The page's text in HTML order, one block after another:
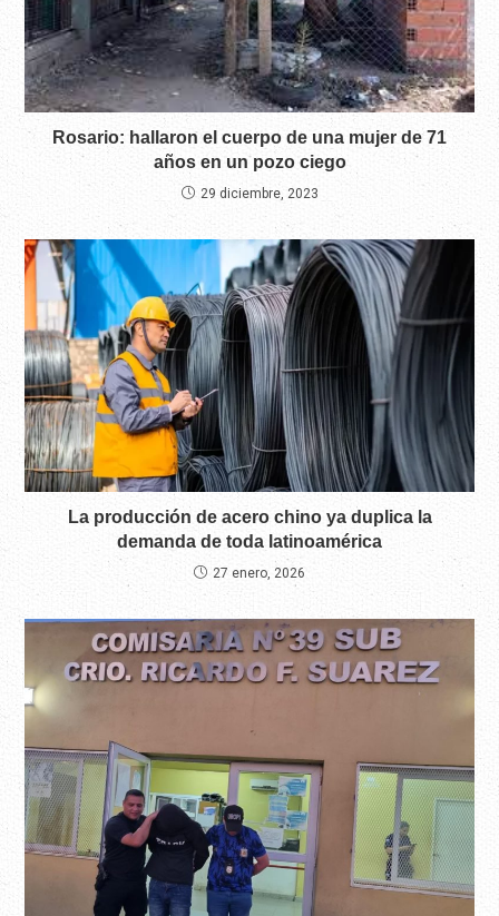
Rosario: hallaron el cuerpo de una mujer de 71
años en un pozo ciego
29 diciembre, 2023
La producción de acero chino ya duplica la
demanda de toda latinoamérica
27 enero, 2026